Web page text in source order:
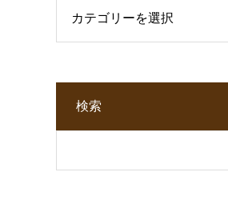
検索